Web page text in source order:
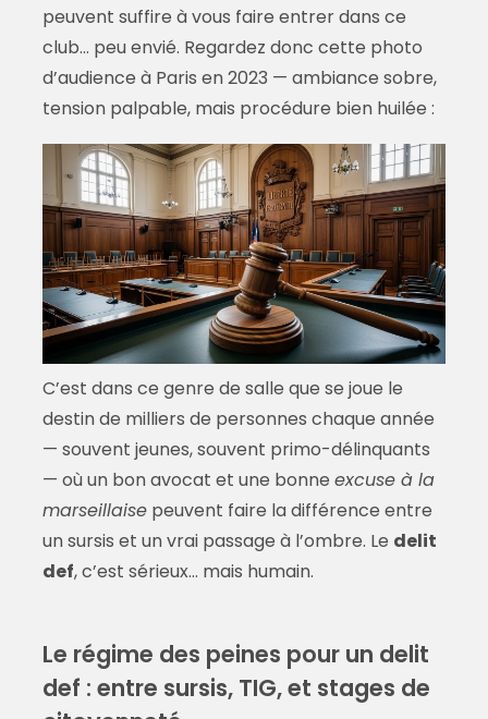
peuvent suffire à vous faire entrer dans ce
club… peu envié. Regardez donc cette photo
d’audience à Paris en 2023 — ambiance sobre,
tension palpable, mais procédure bien huilée :
C’est dans ce genre de salle que se joue le
destin de milliers de personnes chaque année
— souvent jeunes, souvent primo-délinquants
— où un bon avocat et une bonne excuse à la
marseillaisepeuvent faire la différence entre
un sursis et un vrai passage à l’ombre. Le delit
def, c’est sérieux… mais humain.
Le régime des peines pour un delit
def : entre sursis, TIG, et stages de